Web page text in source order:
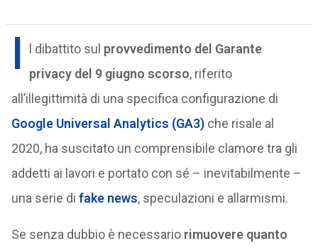
I l dibattito sul provvedimento del Garante
privacy del 9 giugno scorso, riferito
all’illegittimità di una specifica configurazione di
Google Universal Analytics (GA3) che risale al
2020, ha suscitato un comprensibile clamore tra gli
addetti ai lavori e portato con sé – inevitabilmente –
una serie di fake news, speculazioni e allarmismi.
Se senza dubbio è necessario rimuovere quanto